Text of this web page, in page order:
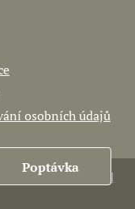
osobních údajů
Vytvořil
Pavel
Poptávka